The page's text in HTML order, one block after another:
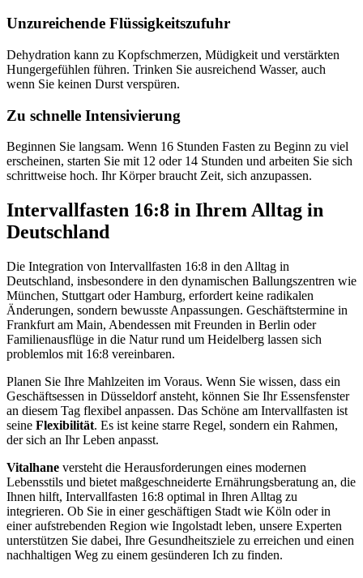
Unzureichende Flüssigkeitszufuhr
Dehydration kann zu Kopfschmerzen, Müdigkeit und verstärkten
Hungergefühlen führen. Trinken Sie ausreichend Wasser, auch
wenn Sie keinen Durst verspüren.
Zu schnelle Intensivierung
Beginnen Sie langsam. Wenn 16 Stunden Fasten zu Beginn zu viel
erscheinen, starten Sie mit 12 oder 14 Stunden und arbeiten Sie sich
schrittweise hoch. Ihr Körper braucht Zeit, sich anzupassen.
Intervallfasten 16:8 in Ihrem Alltag in
Deutschland
Die Integration von Intervallfasten 16:8 in den Alltag in
Deutschland, insbesondere in den dynamischen Ballungszentren wie
München, Stuttgart oder Hamburg, erfordert keine radikalen
Änderungen, sondern bewusste Anpassungen. Geschäftstermine in
Frankfurt am Main, Abendessen mit Freunden in Berlin oder
Familienausflüge in die Natur rund um Heidelberg lassen sich
problemlos mit 16:8 vereinbaren.
Planen Sie Ihre Mahlzeiten im Voraus. Wenn Sie wissen, dass ein
Geschäftsessen in Düsseldorf ansteht, können Sie Ihr Essensfenster
an diesem Tag flexibel anpassen. Das Schöne am Intervallfasten ist
seine Flexibilität. Es ist keine starre Regel, sondern ein Rahmen,
der sich an Ihr Leben anpasst.
Vitalhane versteht die Herausforderungen eines modernen
Lebensstils und bietet maßgeschneiderte Ernährungsberatung an, die
Ihnen hilft, Intervallfasten 16:8 optimal in Ihren Alltag zu
integrieren. Ob Sie in einer geschäftigen Stadt wie Köln oder in
einer aufstrebenden Region wie Ingolstadt leben, unsere Experten
unterstützen Sie dabei, Ihre Gesundheitsziele zu erreichen und einen
nachhaltigen Weg zu einem gesünderen Ich zu finden.